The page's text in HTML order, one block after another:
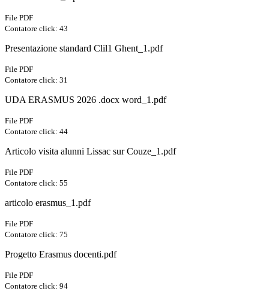
File PDF
Contatore click: 43
Presentazione standard Clil1 Ghent_1.pdf
File PDF
Contatore click: 31
UDA ERASMUS 2026 .docx word_1.pdf
File PDF
Contatore click: 44
Articolo visita alunni Lissac sur Couze_1.pdf
File PDF
Contatore click: 55
articolo erasmus_1.pdf
File PDF
Contatore click: 75
Progetto Erasmus docenti.pdf
File PDF
Contatore click: 94